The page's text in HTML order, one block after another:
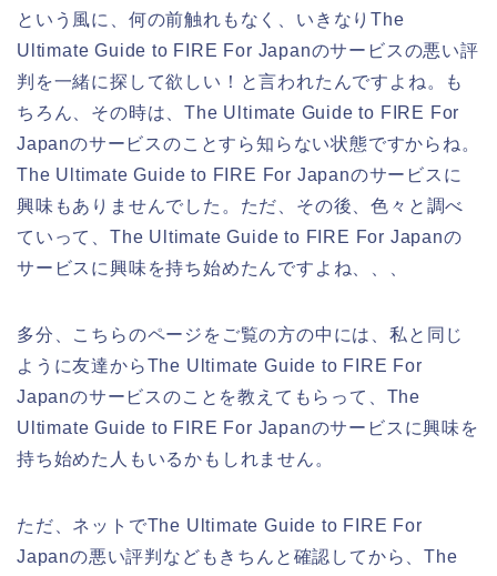
という風に、何の前触れもなく、いきなりThe
Ultimate Guide to FIRE For Japanのサービスの悪い評
判を一緒に探して欲しい！と言われたんですよね。も
ちろん、その時は、The Ultimate Guide to FIRE For
Japanのサービスのことすら知らない状態ですからね。
The Ultimate Guide to FIRE For Japanのサービスに
興味もありませんでした。ただ、その後、色々と調べ
ていって、The Ultimate Guide to FIRE For Japanの
サービスに興味を持ち始めたんですよね、、、
多分、こちらのページをご覧の方の中には、私と同じ
ように友達からThe Ultimate Guide to FIRE For
Japanのサービスのことを教えてもらって、The
Ultimate Guide to FIRE For Japanのサービスに興味を
持ち始めた人もいるかもしれません。
ただ、ネットでThe Ultimate Guide to FIRE For
Japanの悪い評判などもきちんと確認してから、The